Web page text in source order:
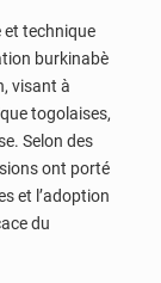
et technique
burkinabè
visant à
togolaises,
Selon des
ont porté
et l’adoption
du